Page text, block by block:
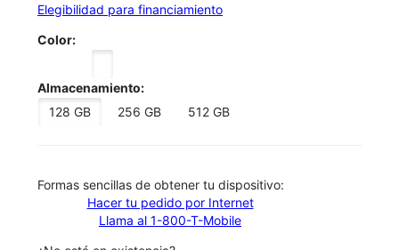
Elegibilidad para financiamiento
Color:
Almacenamiento:
128 GB
256 GB 512 GB
​​​​​​​Formas sencillas de obtener tu dispositivo:
Hacer tu pedido por Internet
Llama al 1-800-T-Mobile